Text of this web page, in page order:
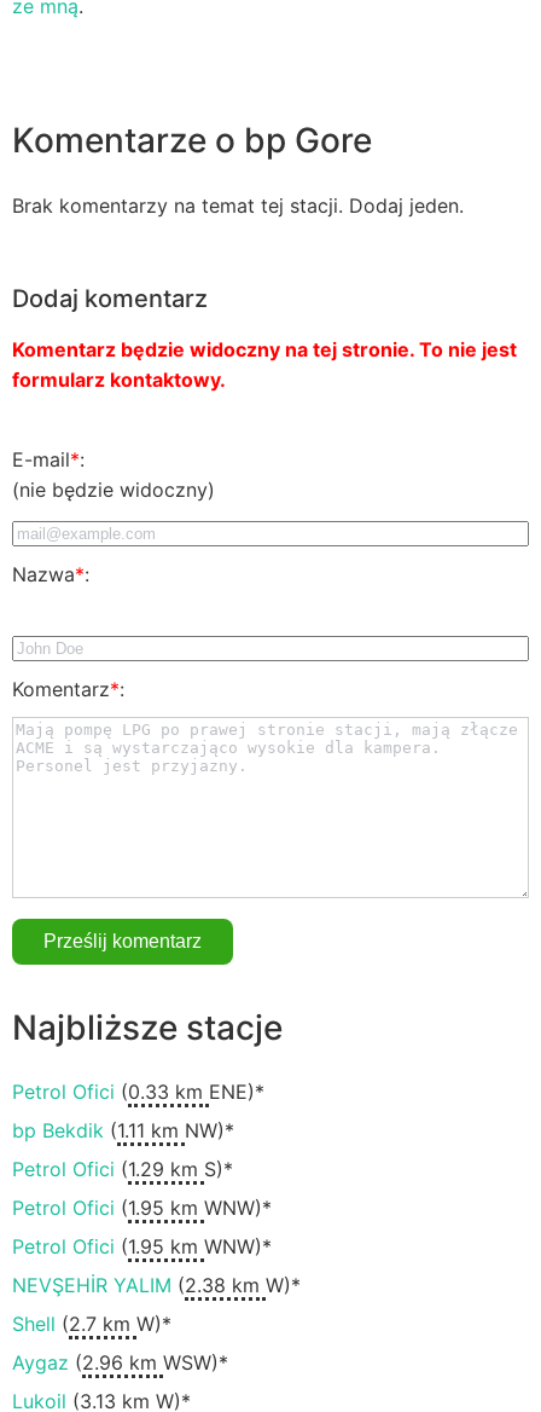
ze mną.
Komentarze o bp Gore
Brak komentarzy na temat tej stacji. Dodaj jeden.
Dodaj komentarz
Komentarz będzie widoczny na tej stronie. To nie jest
formularz kontaktowy.
E-mail*:
(nie będzie widoczny)
Nazwa*:
Komentarz*:
Najbliższe stacje
Petrol Ofici (0.33 km ENE)*
bp Bekdik (1.11 km NW)*
Petrol Ofici (1.29 km S)*
Petrol Ofici (1.95 km WNW)*
Petrol Ofici (1.95 km WNW)*
NEVŞEHİR YALIM (2.38 km W)*
Shell (2.7 km W)*
Aygaz (2.96 km WSW)*
Lukoil (3.13 km W)*